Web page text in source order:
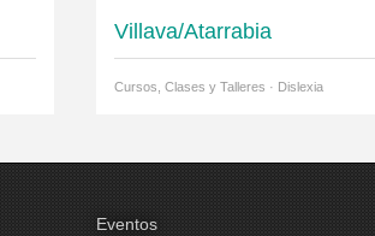
Villava/Atarrabia
Cursos, Clases y Talleres · Dislexia
Eventos